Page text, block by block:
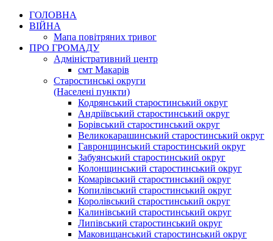
ГОЛОВНА
ВІЙНА
Мапа повітряних тривог
ПРО ГРОМАДУ
Aдміністративний центр
смт Макарів
Старостинські округи
(Населені пункти)
Кодрянський старостинський округ
Андріївський старостинський округ
Борівський старостинський округ
Великокарашинський старостинський округ
Гавронщинський старостинський округ
Забуянський старостинський округ
Колонщинський старостинський округ
Комарівський старостинський округ
Копилівський старостинський округ
Королівський старостинський округ
Калинівський старостинський округ
Липівський старостинський округ
Маковищанський старостинський округ